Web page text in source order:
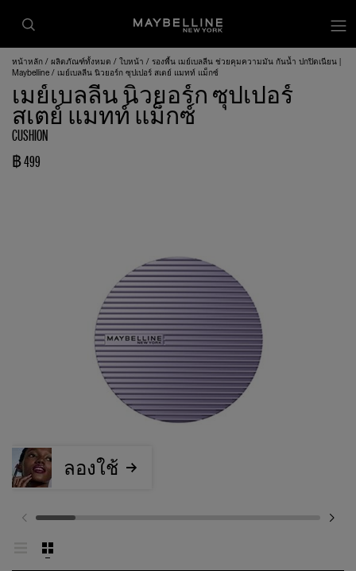
หน้าหลัก ผลิตภัณฑ์ทั้งหมด ใบหน้า
รองพื้น เมย์เบลลีน ช่วยคุมความมัน กันน้ำ ปกปิดเนียน |
Maybelline
เมย์เบลลีน นิวยอร์ก ซุปเปอร์ สเตย์ แมทท์ แม็กซ์
เมย์เบลลีน นิวยอร์ก ซุปเปอร์
สเตย์ แมทท์ แม็กซ์
CUSHION
฿ 499
ลองใช้